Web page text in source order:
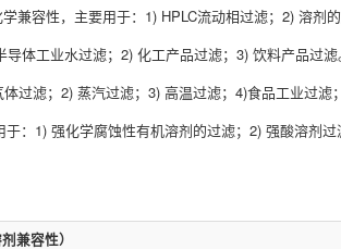
容性，主要用于：1) HPLC流动相过滤；2) 溶剂的
体工业水过滤；2) 化工产品过滤；3) 饮料产品过滤
过滤；2) 蒸汽过滤；3) 高温过滤；4)食品工业过滤
：1) 强化学腐蚀性有机溶剂的过滤；2) 强酸溶剂
兼容性）